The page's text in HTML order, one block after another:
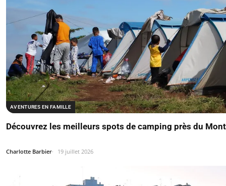
AVENTURES EN FAMILLE
Découvrez les meilleurs spots de camping près du
Charlotte Barbier 19 juillet 2026